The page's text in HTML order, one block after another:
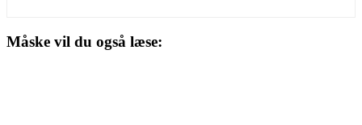
Måske vil du også læse: